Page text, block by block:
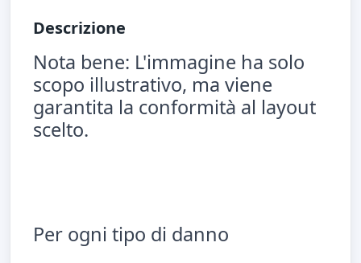
Descrizione
Nota bene: L'immagine ha solo
scopo illustrativo, ma viene
garantita la conformità al layout
scelto.
Per ogni tipo di danno